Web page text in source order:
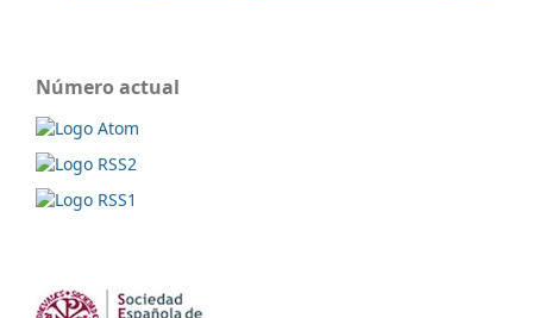
Número actual